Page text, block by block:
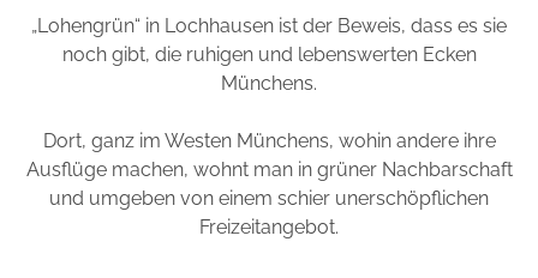
„Lohengrün“ in Lochhausen ist der Beweis, dass es sie
noch gibt, die ruhigen und lebenswerten Ecken
Münchens.
Dort, ganz im Westen Münchens, wohin andere ihre
Ausflüge machen, wohnt man in grüner Nachbarschaft
und umgeben von einem schier unerschöpflichen
Freizeitangebot.